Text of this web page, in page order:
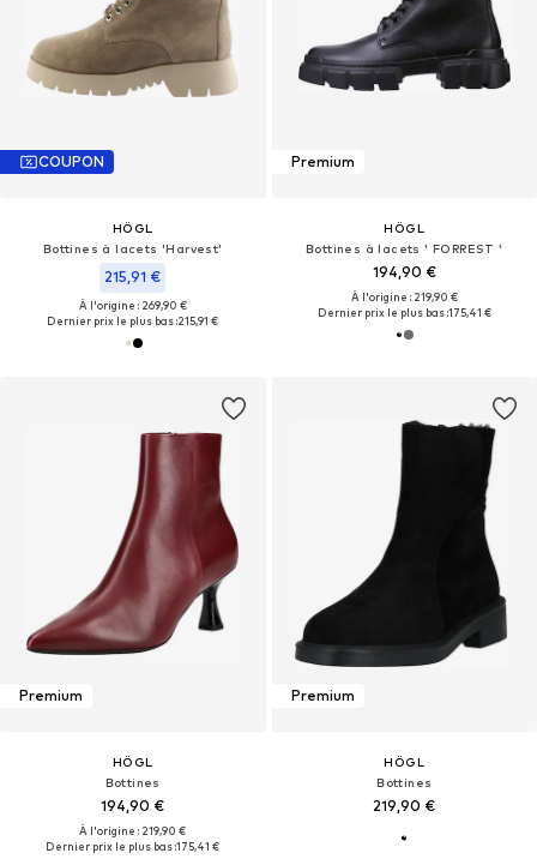
COUPON
HÖGL
Bottines à lacets 'Harvest'
215,91 €
À l'origine : 269,90 €
Dernier prix le plus bas :215,91 €
Premium
HÖGL
Bottines à lacets ' FORREST '
194,90 €
À l'origine : 219,90 €
Dernier prix le plus bas :175,41 €
Premium
HÖGL
Bottines
194,90 €
À l'origine : 219,90 €
Dernier prix le plus bas :175,41 €
Premium
HÖGL
Bottines
219,90 €